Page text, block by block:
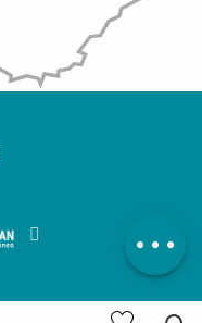
Description
Prestations